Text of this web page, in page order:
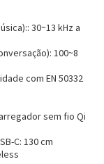
30~13 kHz a
100~8
com EN 50332
sem fio Qi
C: 130 cm